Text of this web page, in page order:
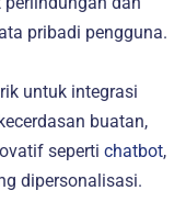
pribadi pengguna.
untuk integrasi
buatan,
seperti chatbot,
dipersonalisasi.